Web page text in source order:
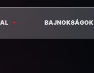
BAJNOKSÁGOK